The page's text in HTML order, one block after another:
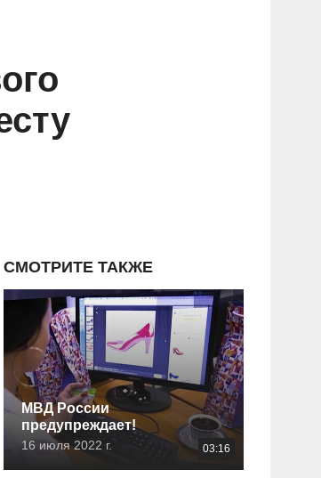
СМОТРИТЕ ТАКЖЕ
МВД России
предупреждает!
16 июля 2022 г. 03:16